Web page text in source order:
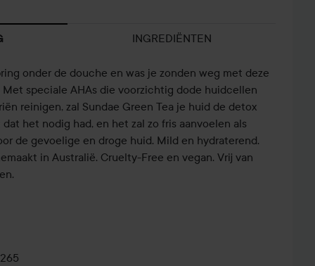
INGREDIËNTEN
onder de douche en was je zonden weg met deze
speciale AHAs die voorzichtig dode huidcellen
reinigen, zal Sundae Green Tea je huid de detox
het nodig had, en het zal zo fris aanvoelen als
de gevoelige en droge huid. Mild en hydraterend.
in Australië. Cruelty-Free en vegan. Vrij van